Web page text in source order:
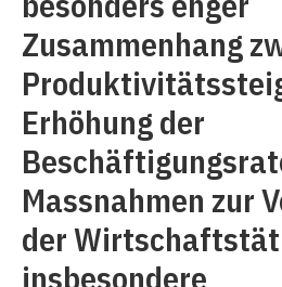
Zusammenhang
Erhöhung der
Massnahmen zur
der
insbesondere